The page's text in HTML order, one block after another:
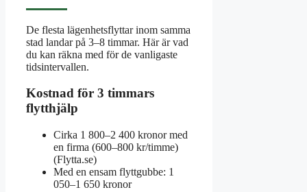
De flesta lägenhetsflyttar inom samma
stad landar på 3–8 timmar. Här är vad
du kan räkna med för de vanligaste
tidsintervallen.
Kostnad för 3 timmars
flytthjälp
Cirka 1 800–2 400 kronor med
en firma (600–800 kr/timme)
(Flytta.se)
Med en ensam flyttgubbe: 1
050–1 650 kronor